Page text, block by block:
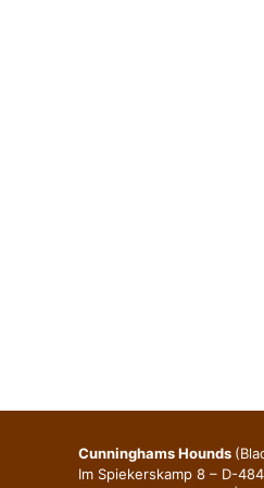
Cunninghams Hounds
Im Spiekerskamp 8 – D-